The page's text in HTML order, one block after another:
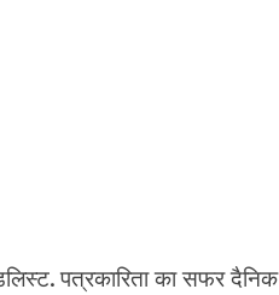
पत्रकारिता का सफर दैनिक